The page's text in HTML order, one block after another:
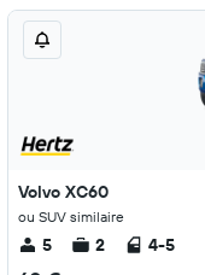
Volvo XC60
ou SUV similaire
5 2 4-5